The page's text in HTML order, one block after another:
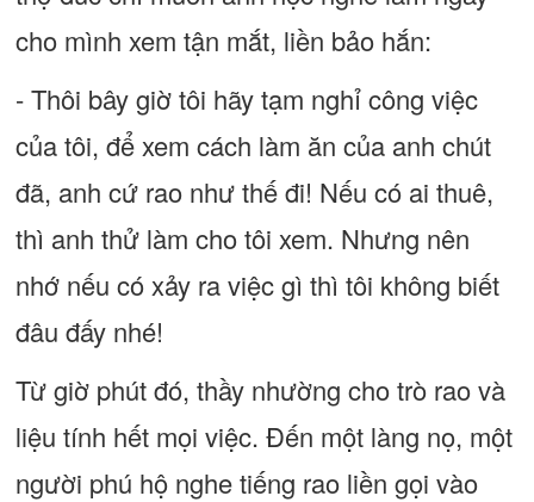
cho mình xem tận mắt, liền bảo hắn:
- Thôi bây giờ tôi hãy tạm nghỉ công việc
của tôi, để xem cách làm ăn của anh chút
đã, anh cứ rao như thế đi! Nếu có ai thuê,
thì anh thử làm cho tôi xem. Nhưng nên
nhớ nếu có xảy ra việc gì thì tôi không biết
đâu đấy nhé!
Từ giờ phút đó, thầy nhường cho trò rao và
liệu tính hết mọi việc. Đến một làng nọ, một
người phú hộ nghe tiếng rao liền gọi vào